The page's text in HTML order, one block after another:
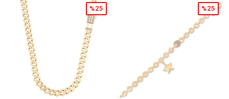
%25 %25